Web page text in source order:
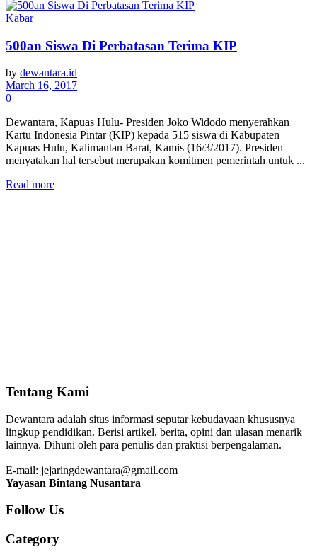
Kabar
500an Siswa Di Perbatasan Terima KIP
by dewantara.id
March 16, 2017
0
Dewantara, Kapuas Hulu- Presiden Joko Widodo menyerahkan
Kartu Indonesia Pintar (KIP) kepada 515 siswa di Kabupaten
Kapuas Hulu, Kalimantan Barat, Kamis (16/3/2017). Presiden
menyatakan hal tersebut merupakan komitmen pemerintah untuk ...
Read more
Tentang Kami
Dewantara adalah situs informasi seputar kebudayaan khususnya
lingkup pendidikan. Berisi artikel, berita, opini dan ulasan menarik
lainnya. Dihuni oleh para penulis dan praktisi berpengalaman.
E-mail: jejaringdewantara@gmail.com
Yayasan Bintang Nusantara
Follow Us
Category